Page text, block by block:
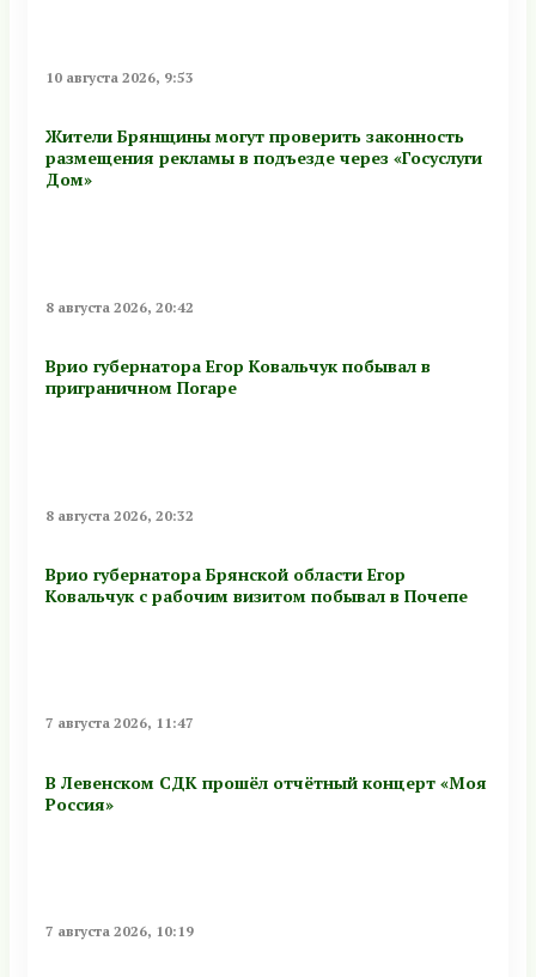
10 августа 2026, 9:53
Жители Брянщины могут проверить законность
размещения рекламы в подъезде через «Госуслуги
Дом»
8 августа 2026, 20:42
Врио губернатора Егор Ковальчук побывал в
приграничном Погаре
8 августа 2026, 20:32
Врио губернатора Брянской области Егор
Ковальчук с рабочим визитом побывал в Почепе
7 августа 2026, 11:47
В Левенском СДК прошёл отчётный концерт «Моя
Россия»
7 августа 2026, 10:19